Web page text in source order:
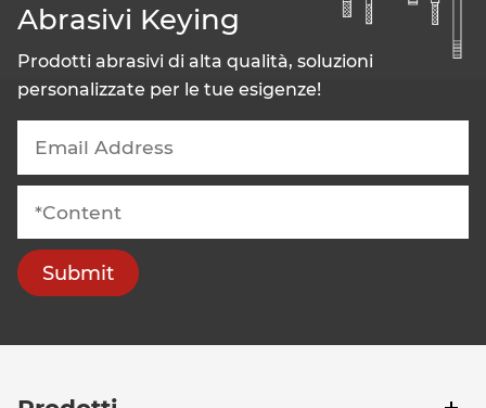
Abrasivi Keying
Prodotti abrasivi di alta qualità, soluzioni
personalizzate per le tue esigenze!
Submit